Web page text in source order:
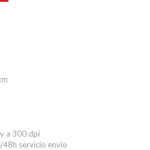
a 300 dpi
48h servicio envío